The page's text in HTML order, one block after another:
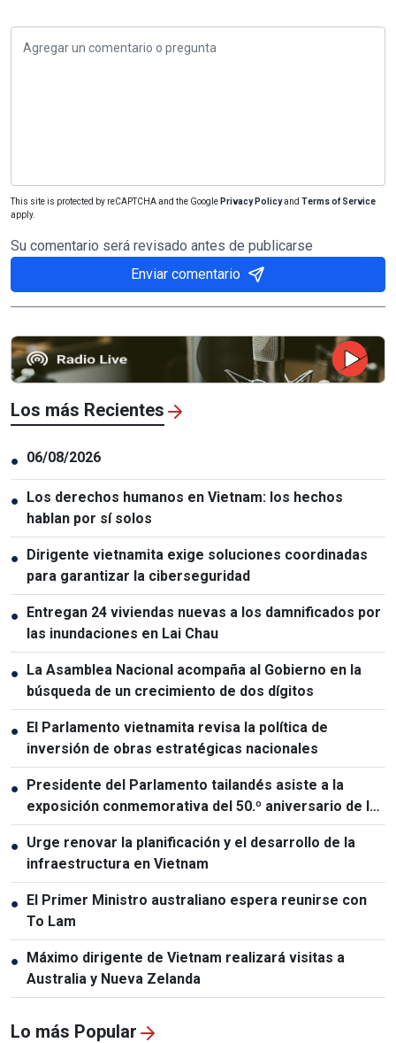
This site is protected by reCAPTCHA and the Google Privacy Policyand Terms of Service
apply.
Su comentario será revisado antes de publicarse
Enviar comentario
Los más Recientes
● 06/08/2026
● Los derechos humanos en Vietnam: los hechos
hablan por sí solos
● Dirigente vietnamita exige soluciones coordinadas
para garantizar la ciberseguridad
● Entregan 24 viviendas nuevas a los damnificados por
las inundaciones en Lai Chau
● La Asamblea Nacional acompaña al Gobierno en la
búsqueda de un crecimiento de dos dígitos
● El Parlamento vietnamita revisa la política de
inversión de obras estratégicas nacionales
● Presidente del Parlamento tailandés asiste a la
exposición conmemorativa del 50.º aniversario de las
relaciones Vietnam-Tailandia
● Urge renovar la planificación y el desarrollo de la
infraestructura en Vietnam
● El Primer Ministro australiano espera reunirse con
To Lam
● Máximo dirigente de Vietnam realizará visitas a
Australia y Nueva Zelanda
Lo más Popular